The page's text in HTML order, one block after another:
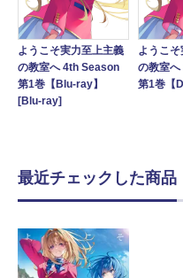
ようこそ実力至上主義
の教室へ 4th Season
第1巻【Blu-ray】
[Blu-ray]
ようこ
の教室
第1巻【
最近チェックした商品